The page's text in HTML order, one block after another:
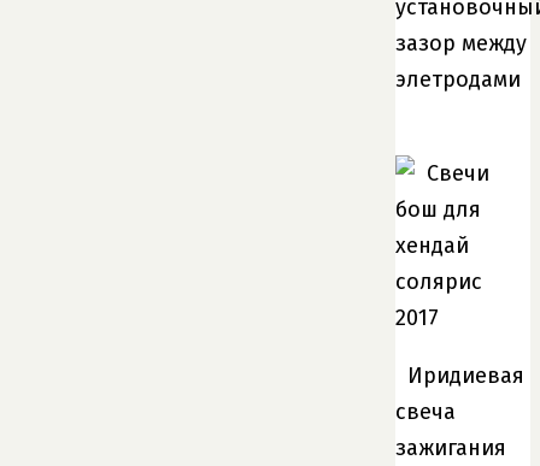
зазор между
элетродами
Иридиевая
свеча
зажигания